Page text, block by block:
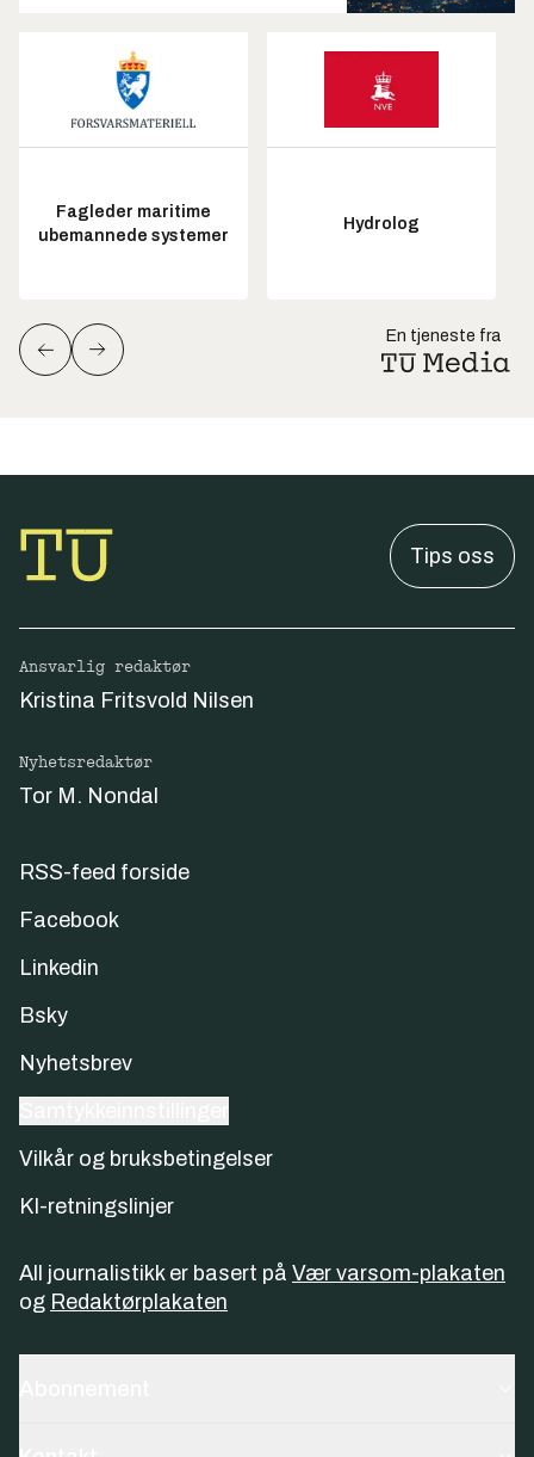
Fagleder maritime
ubemannede systemer
Hydrolog
En tjeneste fra
Tips oss
Ansvarlig redaktør
Kristina Fritsvold Nilsen
Nyhetsredaktør
Tor M. Nondal
RSS-feed forside
Facebook
Linkedin
Bsky
Nyhetsbrev
Vilkår og bruksbetingelser
KI-retningslinjer
All journalistikk er basert på Vær varsom-plakaten
og Redaktørplakaten